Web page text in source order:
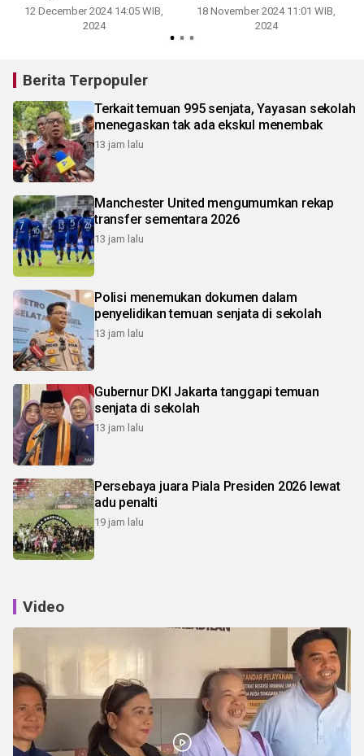
12 December 2024 14:05 WIB,
2024
18 November 2024 11:01 WIB,
2024
Berita Terpopuler
Terkait temuan 995 senjata, Yayasan sekolah
menegaskan tak ada ekskul menembak
13 jam lalu
Manchester United mengumumkan rekap
transfer sementara 2026
13 jam lalu
Polisi menemukan dokumen dalam
penyelidikan temuan senjata di sekolah
13 jam lalu
Gubernur DKI Jakarta tanggapi temuan
senjata di sekolah
13 jam lalu
Persebaya juara Piala Presiden 2026 lewat
adu penalti
19 jam lalu
Video